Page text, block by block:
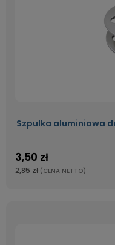
Szpulka aluminiowa
3,50 zł
2,85 zł (CENA NETTO)